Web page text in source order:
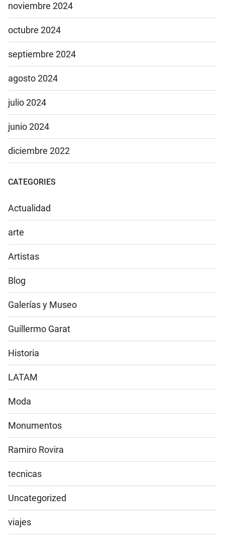
noviembre 2024
octubre 2024
septiembre 2024
agosto 2024
julio 2024
junio 2024
diciembre 2022
CATEGORIES
Actualidad
arte
Artistas
Blog
Galerías y Museo
Guillermo Garat
Historia
LATAM
Moda
Monumentos
Ramiro Rovira
tecnicas
Uncategorized
viajes